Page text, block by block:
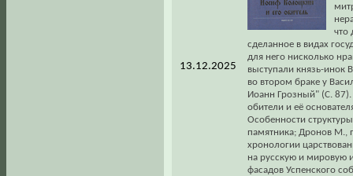
13.12.2025
что
сделанное в видах
для него нисколько
выступали князь-инок
во втором браке у
Иоанн Грозный" (С. 87).
обители и её
Особенности
памятника; Дронов М.,
хронологии
на русскую и мировую
фасадов Успенского